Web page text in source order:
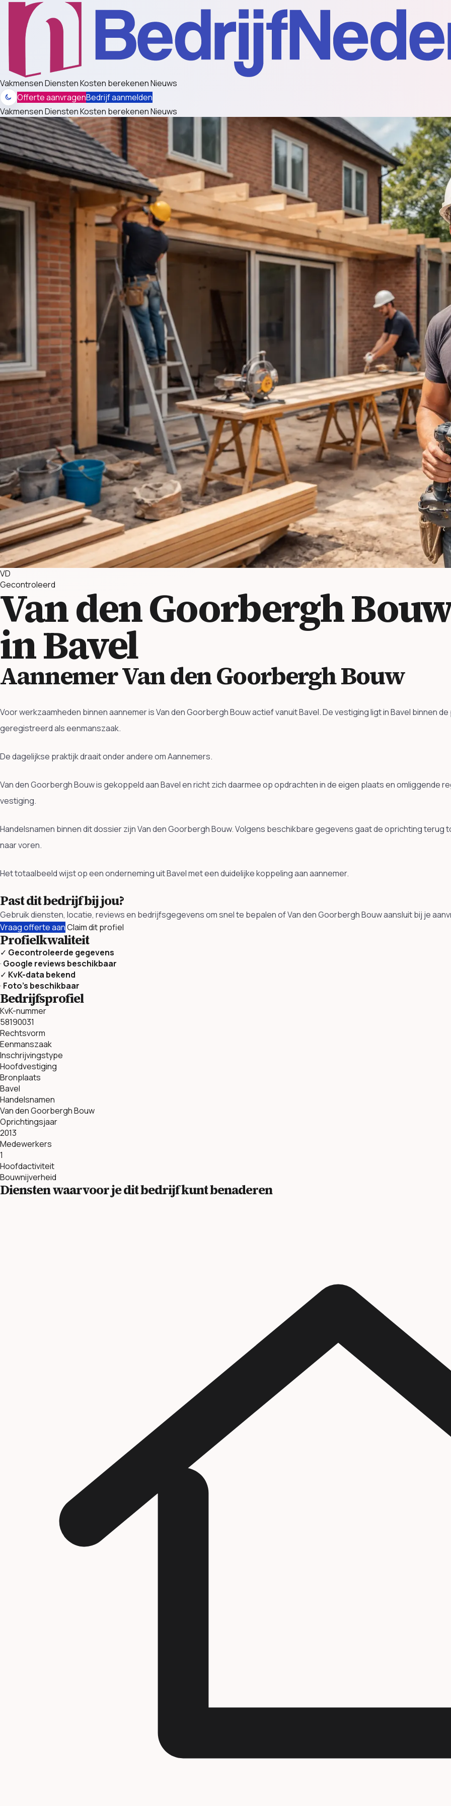
VakmensenDienstenKosten berekenenNieuws
Offerte aanvragenBedrijf aanmelden
VakmensenDienstenKosten berekenenNieuws
VD
Gecontroleerd
Van den Goorbergh
in Bavel
Aannemer Van den Goorbergh Bouw
Voor werkzaamheden binnen aannemer is Van den Goorbergh Bouw actief vanuit Bavel. De vestiging ligt in Bavel binnen
geregistreerd als eenmanszaak.
De dagelijkse praktijk draait onder andere om Aannemers.
Van den Goorbergh Bouw is gekoppeld aan Bavel en richt zich daarmee op opdrachten in de eigen plaats en omliggende
vestiging.
Handelsnamen binnen dit dossier zijn Van den Goorbergh Bouw. Volgens beschikbare gegevens gaat de oprichting terug
naar voren.
Het totaalbeeld wijst op een onderneming uit Bavel met een duidelijke koppeling aan aannemer.
Past dit bedrijf bij jou?
Gebruik diensten, locatie, reviews en bedrijfsgegevens om snel te bepalen of Van den Goorbergh Bouw aansluit bij je
Vraag offerte aanClaim dit profiel
Profielkwaliteit
✓ Gecontroleerde gegevens
· Google reviews beschikbaar
✓ KvK-data bekend
· Foto’s beschikbaar
Bedrijfsprofiel
KvK-nummer
58190031
Rechtsvorm
Eenmanszaak
Inschrijvingstype
Hoofdvestiging
Bronplaats
Bavel
Handelsnamen
Van den Goorbergh Bouw
Oprichtingsjaar
2013
Medewerkers
1
Hoofdactiviteit
Bouwnijverheid
Diensten waarvoor je dit bedrijf kunt benaderen